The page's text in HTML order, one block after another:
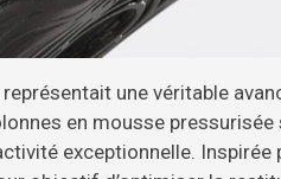
représentait une véritable
en mousse
exceptionnelle.